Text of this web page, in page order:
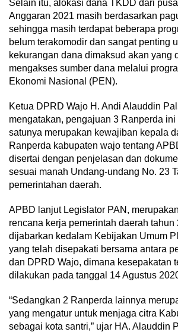
Selain itu, alokasi dana TKDD dari
Anggaran 2021 masih berdasarkan
sehingga masih terdapat beberapa
belum terakomodir dan sangat penting
kekurangan dana dimaksud akan yang
mengakses sumber dana melalui
Ekonomi Nasional (PEN).
Ketua DPRD Wajo H. Andi Alauddin
mengatakan, pengajuan 3 Ranperda
satunya merupakan kewajiban kepala
Ranperda kabupaten wajo tentang
disertai dengan penjelasan dan
sesuai manah Undang-undang No. 23
pemerintahan daerah.
APBD lanjut Legislator PAN,
rencana kerja pemerintah daerah tahun
dijabarkan kedalam Kebijakan Umum
yang telah disepakati bersama antara
dan DPRD Wajo, dimana kesepakatan
dilakukan pada tanggal 14 Agustus
“Sedangkan 2 Ranperda lainnya
yang mengatur untuk menjaga citra
sebagai kota santri,” ujar HA. Alauddin